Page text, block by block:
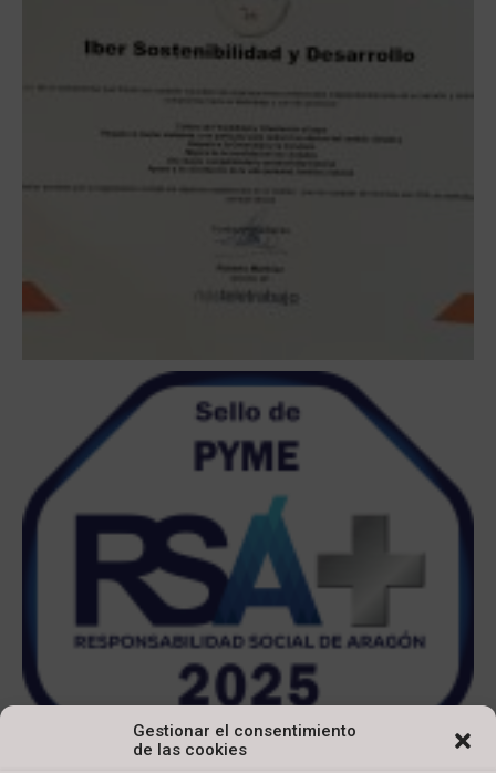
Gestionar el consentimiento
de las cookies